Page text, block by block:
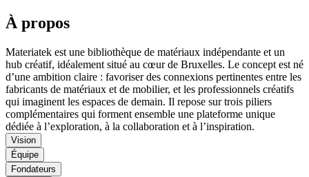
À propos
Materiatek est une bibliothèque de matériaux indépendante et un
hub créatif, idéalement situé au cœur de Bruxelles. Le concept est né
d’une ambition claire : favoriser des connexions pertinentes entre les
fabricants de matériaux et de mobilier, et les professionnels créatifs
qui imaginent les espaces de demain. Il repose sur trois piliers
complémentaires qui forment ensemble une plateforme unique
dédiée à l’exploration, à la collaboration et à l’inspiration.
Vision
Équipe
Fondateurs